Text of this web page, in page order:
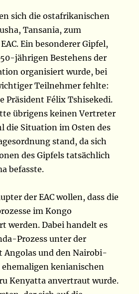
sich die ostafrikanischen
Tansania, zum
Ein besonderer Gipfel,
jährigen Bestehens der
organisiert wurde, bei
Teilnehmer fehlte:
Präsident Félix Tshisekedi.
übrigens keinen Vertreter
die Situation im Osten des
stand, da sich
des Gipfels tatsächlich
befasste.
der EAC wollen, dass die
im Kongo
werden. Dabei handelt es
Prozess unter der
Angolas und den Nairobi-
ehemaligen kenianischen
Kenyatta anvertraut wurde.